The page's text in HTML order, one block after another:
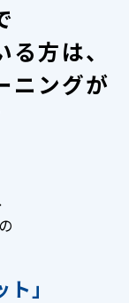
方は、
ニングが
ト」